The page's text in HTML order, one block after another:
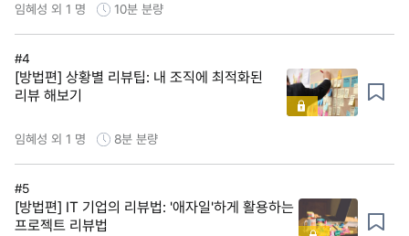
임혜성 외 1 명 10분 분량
#4
[방법편] 상황별 리뷰팁: 내 조직에 최적화된
리뷰 해보기
임혜성 외 1 명 8분 분량
#5
[방법편] IT 기업의 리뷰법: '애자일'하게 활용하는
프로젝트 리뷰법